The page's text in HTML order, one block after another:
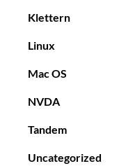
Klettern
Linux
Mac OS
NVDA
Tandem
Uncategorized